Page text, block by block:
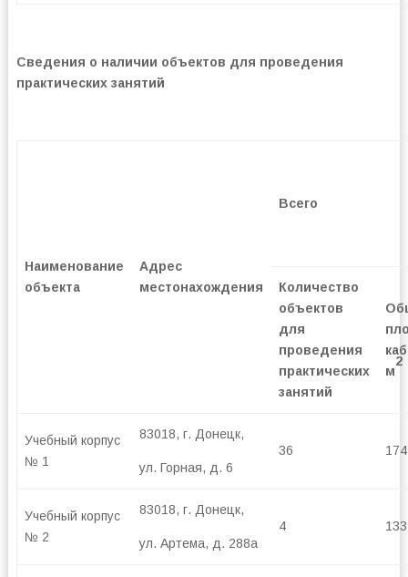
Сведения о наличии объектов для проведения
практических занятий
Наименование
объекта
Адрес
местонахождения
Всего
Количество
объектов
для
проведения
практических
занятий
м
2
Учебный корпус
№ 1
83018, г. Донецк,
ул. Горная, д. 6
36
Учебный корпус
№ 2
83018, г. Донецк,
ул. Артема, д. 288а
4